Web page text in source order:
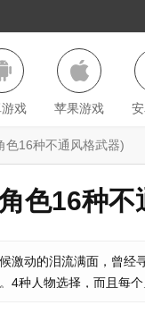
戏 苹果游戏
16种不通风格武器)
色16种不
嘉MD上的魂斗罗4
足以让人坚持玩下去
激动的泪流满面，曾经
4种人物选择，而且每